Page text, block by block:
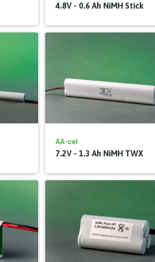
4.8V - 0.6 Ah NiMH Stick
AA-cel
7.2V - 1.3 Ah NiMH TWX